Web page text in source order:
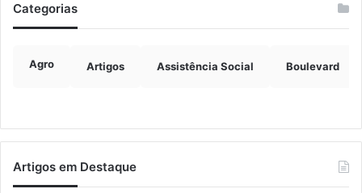
Categorias
Agro Artigos Assistência Social Boulevard
Artigos em Destaque